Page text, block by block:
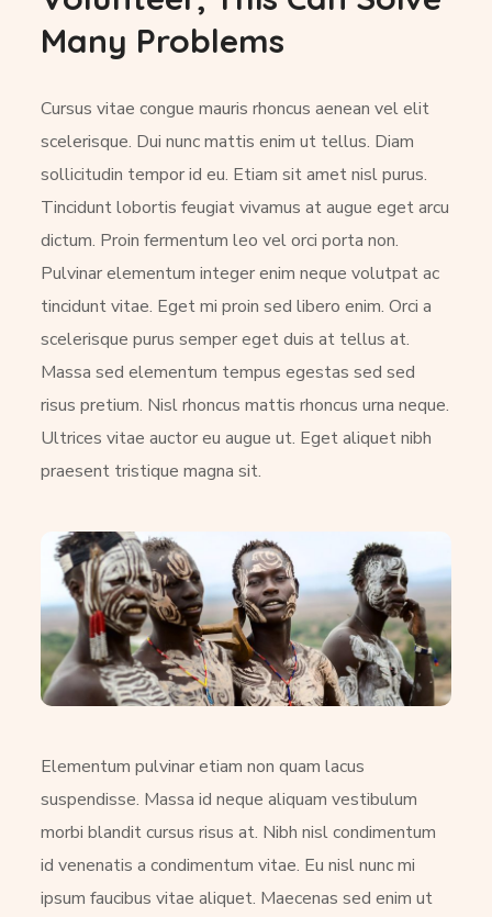
Many Problems
Cursus vitae congue mauris rhoncus aenean vel elit
scelerisque. Dui nunc mattis enim ut tellus. Diam
sollicitudin tempor id eu. Etiam sit amet nisl purus.
Tincidunt lobortis feugiat vivamus at augue eget arcu
dictum. Proin fermentum leo vel orci porta non.
Pulvinar elementum integer enim neque volutpat ac
tincidunt vitae. Eget mi proin sed libero enim. Orci a
scelerisque purus semper eget duis at tellus at.
Massa sed elementum tempus egestas sed sed
risus pretium. Nisl rhoncus mattis rhoncus urna neque.
Ultrices vitae auctor eu augue ut. Eget aliquet nibh
praesent tristique magna sit.
Elementum pulvinar etiam non quam lacus
suspendisse. Massa id neque aliquam vestibulum
morbi blandit cursus risus at. Nibh nisl condimentum
id venenatis a condimentum vitae. Eu nisl nunc mi
ipsum faucibus vitae aliquet. Maecenas sed enim ut